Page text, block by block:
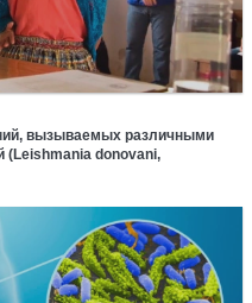
вызываемых различными
donovani,